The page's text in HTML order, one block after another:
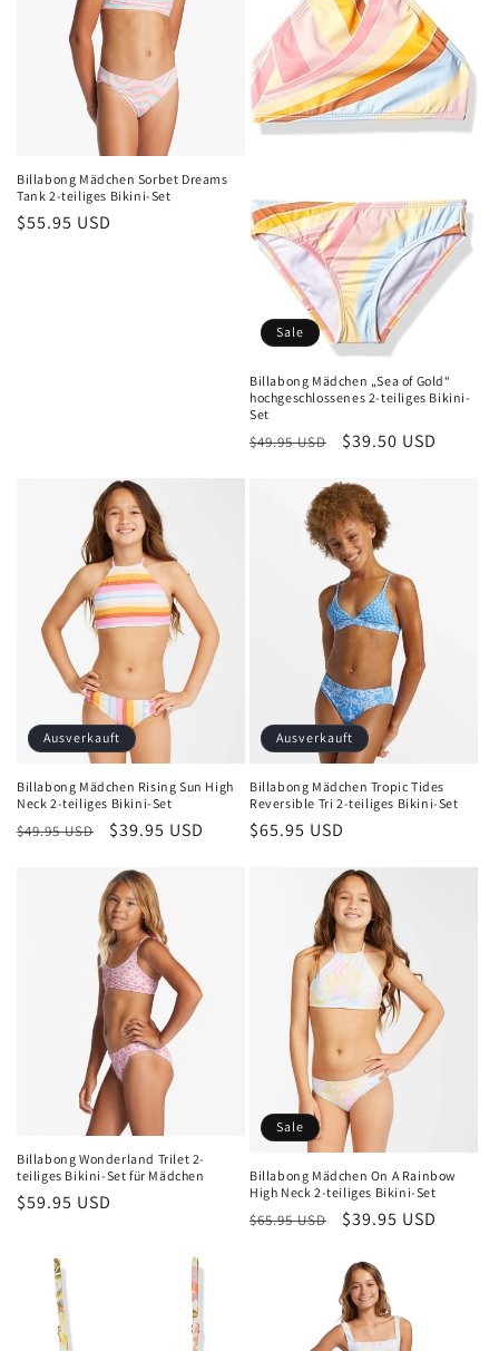
Billabong Mädchen Sorbet Dreams
Tank 2-teiliges Bikini-Set
Normaler
$55.95 USD
Sale
Billabong Mädchen „Sea of ​​Gold“
hochgeschlossenes 2-teiliges Bikini-
Set
Normaler
$49.95 USD Verkaufspreis
$39.50 USD
Ausverkauft
Billabong Mädchen Rising Sun High
Neck 2-teiliges Bikini-Set
Normaler
$49.95 USD Verkaufspreis
$39.95 USD
Ausverkauft
Billabong Mädchen Tropic Tides
Reversible Tri 2-teiliges Bikini-Set
Normaler
$65.95 USD
Billabong Wonderland Trilet 2-
teiliges Bikini-Set für Mädchen
Normaler
$59.95 USD
Sale
Billabong Mädchen On A Rainbow
High Neck 2-teiliges Bikini-Set
Normaler
$65.95 USD Verkaufspreis
$39.95 USD